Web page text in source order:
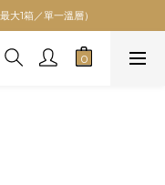
大1箱／單一溫層）